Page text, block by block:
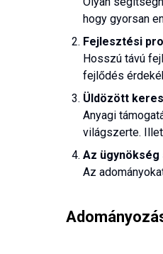
hogy gyorsan
Fejlesztési
Hosszú távú
fejlődés
Üldözött
Anyagi
világszerte.
Az ügynökség
Az